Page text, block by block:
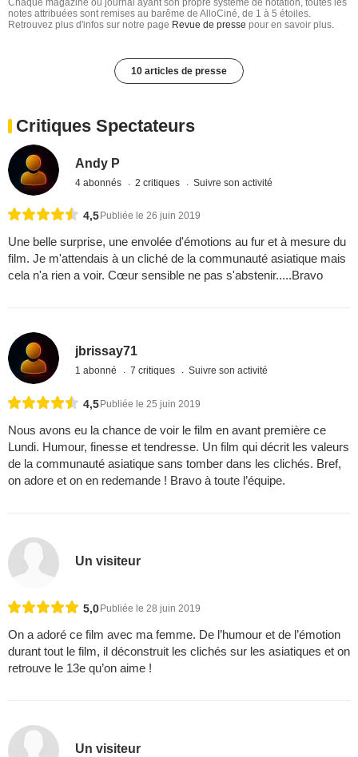
Chaque magazine ou journal ayant son propre système de notation, toutes les
notes attribuées sont remises au barême de AlloCiné, de 1 à 5 étoiles.
Retrouvez plus d'infos sur notre page Revue de presse pour en savoir plus.
10 articles de presse
Critiques Spectateurs
Andy P
4 abonnés 2 critiques Suivre son activité
4,5 Publiée le 26 juin 2019
Une belle surprise, une envolée d'émotions au fur et à mesure du
film. Je m'attendais à un cliché de la communauté asiatique mais
cela n'a rien a voir. Cœur sensible ne pas s'abstenir.....Bravo
jbrissay71
1 abonné 7 critiques Suivre son activité
4,5Publiée le 25 juin 2019
Nous avons eu la chance de voir le film en avant première ce
Lundi. Humour, finesse et tendresse. Un film qui décrit les valeurs
de la communauté asiatique sans tomber dans les clichés. Bref,
on adore et on en redemande ! Bravo à toute l’équipe.
Un visiteur
5,0Publiée le 28 juin 2019
On a adoré ce film avec ma femme. De l’humour et de l’émotion
durant tout le film, il déconstruit les clichés sur les asiatiques et on
retrouve le 13e qu’on aime !
Un visiteur